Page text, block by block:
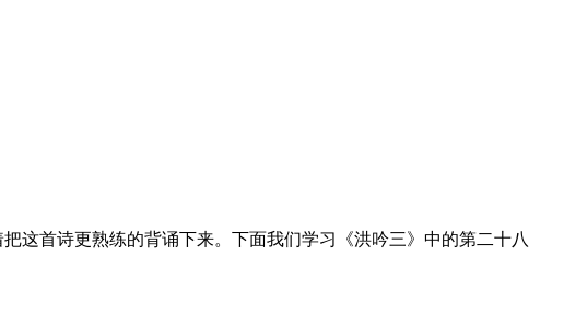
这首诗更熟练的背诵下来。下面我们学习《洪吟三》中的第二十八